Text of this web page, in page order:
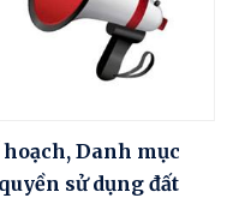
Danh mục
sử dụng đất